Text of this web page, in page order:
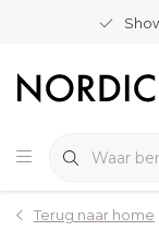
Terug naar home